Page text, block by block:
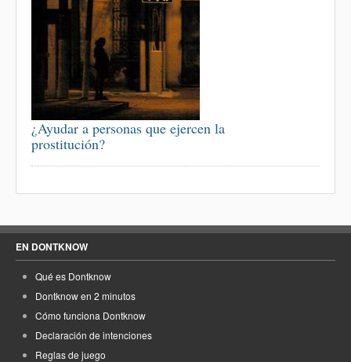
¿Ayudar a personas que ejercen la
prostitución?
EN DONTKNOW
Qué es Dontknow
Dontknow en 2 minutos
Cómo funciona Dontknow
Declaración de intenciones
Reglas de juego